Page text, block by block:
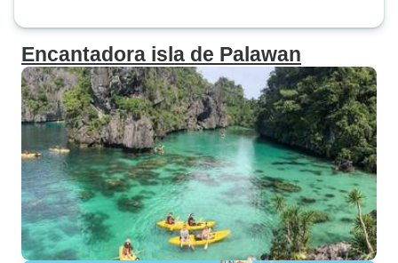
Encantadora isla de Palawan